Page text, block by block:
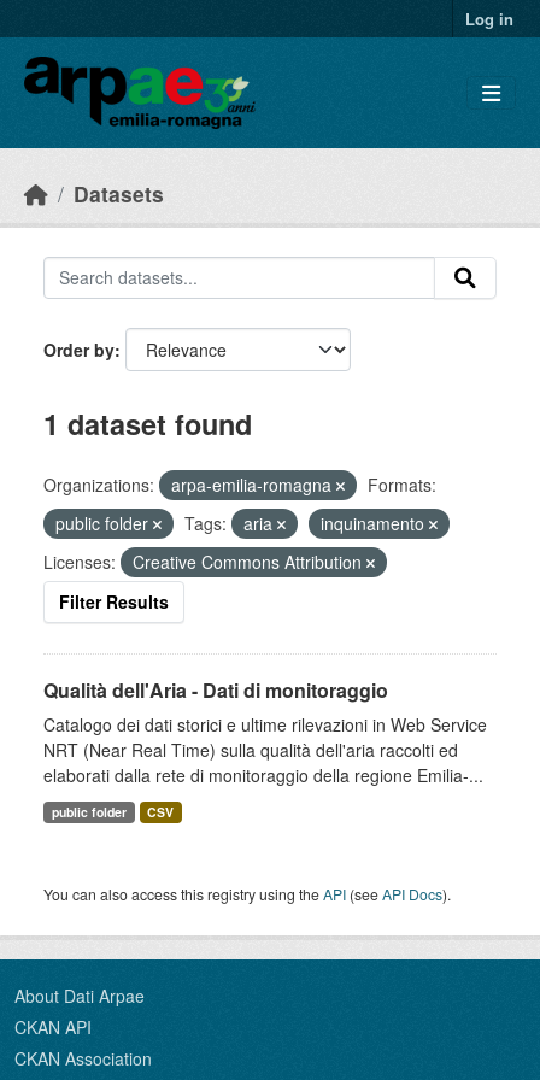
Log in
Datasets
Order by
1 dataset found
Organizations: arpa-emilia-romagna
Formats:
public folder
Tags: aria
inquinamento
Licenses:
Creative Commons Attribution
Filter Results
Qualità dell'Aria - Dati di monitoraggio
Catalogo dei dati storici e ultime rilevazioni in Web Service
NRT (Near Real Time) sulla qualità dell'aria raccolti ed
elaborati dalla rete di monitoraggio della regione Emilia-...
public folder CSV
You can also access this registry using theAPI (seeAPI Docs).
About Dati Arpae
CKAN API
CKAN Association